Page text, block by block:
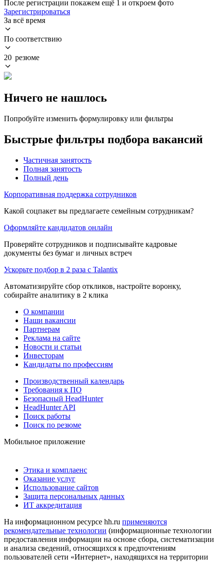
После регистрации покажем ещё 1 и откроем фото
Зарегистрироваться
За всё время
По соответствию
20 резюме
Ничего не нашлось
Попробуйте изменить формулировку или фильтры
Быстрые фильтры подбора вакансий
Частичная занятость
Полная занятость
Полный день
Корпоративная поддержка сотрудников
Какой соцпакет вы предлагаете семейным сотрудникам?
Оформляйте кандидатов онлайн
Проверяйте сотрудников и подписывайте кадровые
документы без бумаг и личных встреч
Ускорьте подбор в 2 раза с Talantix
Автоматизируйте сбор откликов, настройте воронку,
собирайте аналитику в 2 клика
О компании
Наши вакансии
Партнерам
Реклама на сайте
Новости и статьи
Инвесторам
Кандидаты по профессиям
Производственный календарь
Требования к ПО
Безопасный HeadHunter
HeadHunter API
Поиск работы
Поиск по резюме
Мобильное приложение
Этика и комплаенс
Оказание услуг
Использование сайтов
Защита персональных данных
ИТ аккредитация
На информационном ресурсе hh.ru применяются
рекомендательные технологии (информационные технологии
предоставления информации на основе сбора, систематизации
и анализа сведений, относящихся к предпочтениям
пользователей сети «Интернет», находящихся на территории